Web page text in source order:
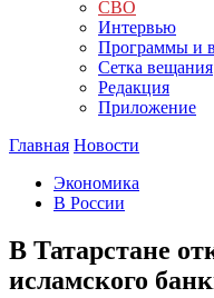
СВО
Интервью
Программы и
Сетка вещания
Редакция
Приложение
Главная Новости
Экономика
В России
В Татарстане
исламского